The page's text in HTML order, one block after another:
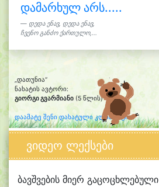
დამარხულ არს.....
დედა ენავ, დედა ენავ,
ჩვენო განძო ქართულო,...
„დათუნია“
ნახატის ავტორი:
გიორგი გვარმიანი (5 წლის)
დაამატე შენი დახატული კლიპარტი
ვიდეო ლექსები
ბავშვების მიერ გაცოცხლებული